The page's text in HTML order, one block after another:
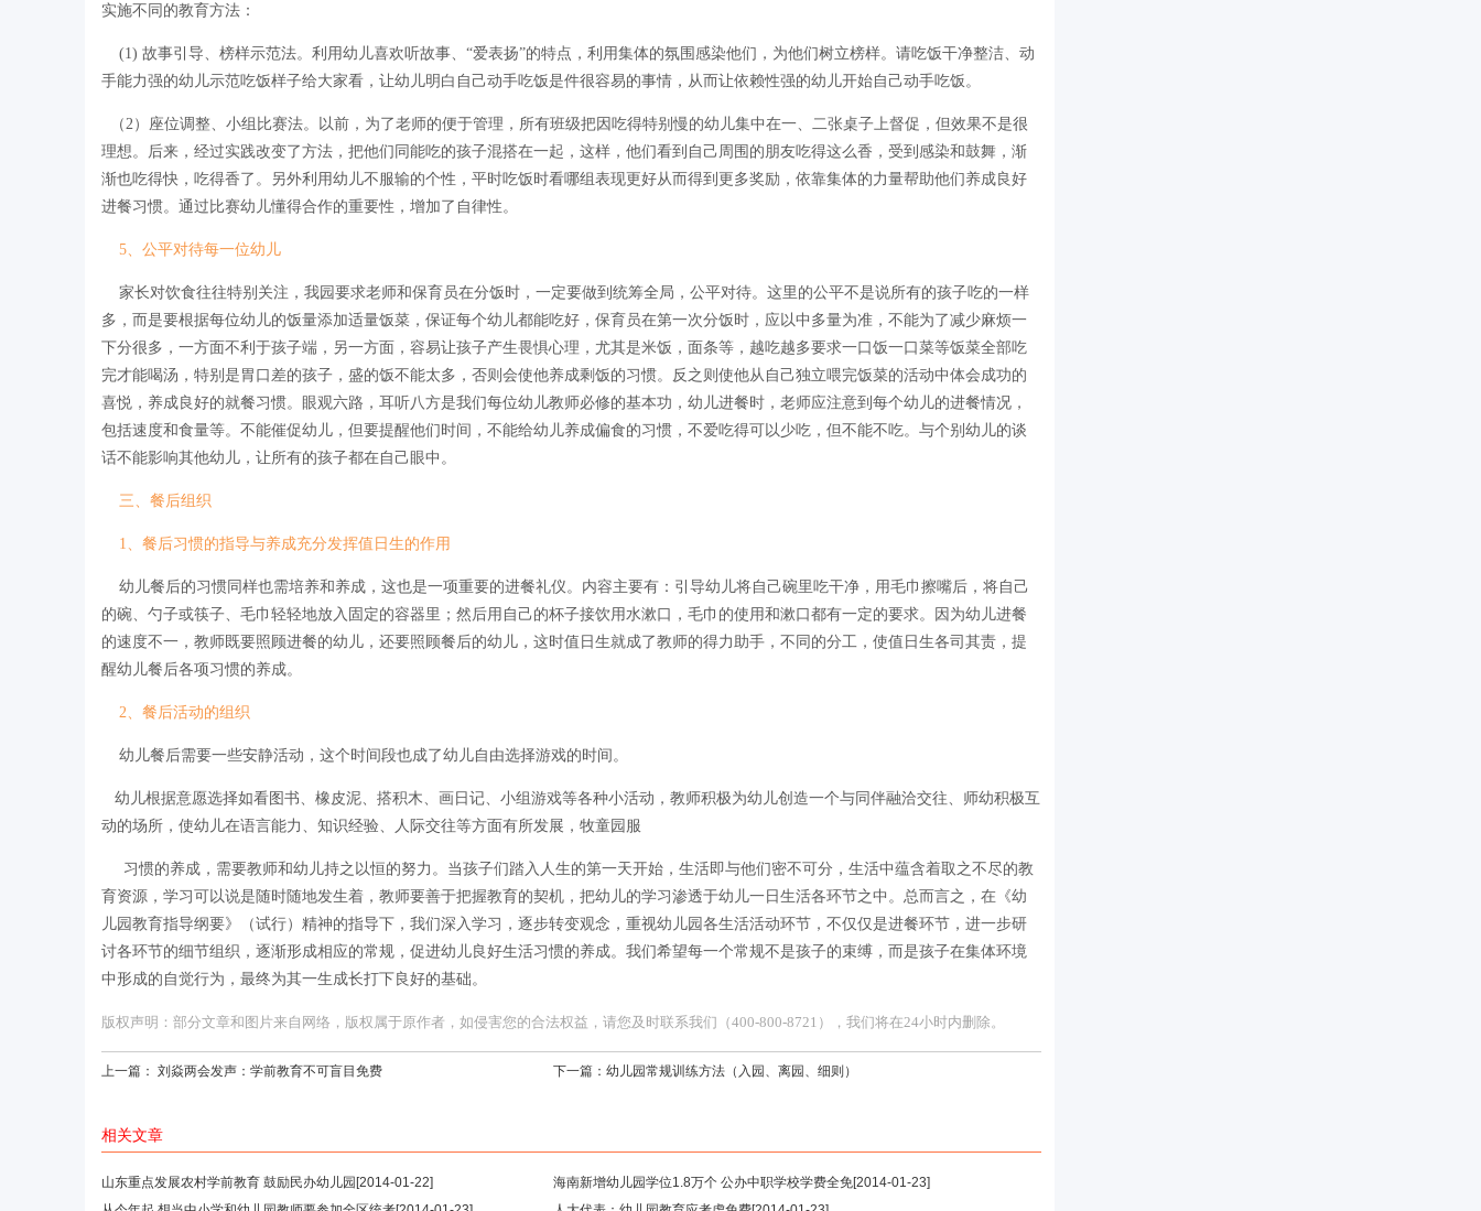
实施不同的教育方法：
(1) 故事引导、榜样示范法。利用幼儿喜欢听故事、“爱表扬”的特点，利用集体的氛围感染他们，为他们树立榜样。请吃饭干净整洁、动
手能力强的幼儿示范吃饭样子给大家看，让幼儿明白自己动手吃饭是件很容易的事情，从而让依赖性强的幼儿开始自己动手吃饭。
（2）座位调整、小组比赛法。以前，为了老师的便于管理，所有班级把因吃得特别慢的幼儿集中在一、二张桌子上督促，但效果不是很
理想。后来，经过实践改变了方法，把他们同能吃的孩子混搭在一起，这样，他们看到自己周围的朋友吃得这么香，受到感染和鼓舞，渐
渐也吃得快，吃得香了。另外利用幼儿不服输的个性，平时吃饭时看哪组表现更好从而得到更多奖励，依靠集体的力量帮助他们养成良好
进餐习惯。通过比赛幼儿懂得合作的重要性，增加了自律性。
5、公平对待每一位幼儿
家长对饮食往往特别关注，我园要求老师和保育员在分饭时，一定要做到统筹全局，公平对待。这里的公平不是说所有的孩子吃的一样
多，而是要根据每位幼儿的饭量添加适量饭菜，保证每个幼儿都能吃好，保育员在第一次分饭时，应以中多量为准，不能为了减少麻烦一
下分很多，一方面不利于孩子端，另一方面，容易让孩子产生畏惧心理，尤其是米饭，面条等，越吃越多要求一口饭一口菜等饭菜全部吃
完才能喝汤，特别是胃口差的孩子，盛的饭不能太多，否则会使他养成剩饭的习惯。反之则使他从自己独立喂完饭菜的活动中体会成功的
喜悦，养成良好的就餐习惯。眼观六路，耳听八方是我们每位幼儿教师必修的基本功，幼儿进餐时，老师应注意到每个幼儿的进餐情况，
包括速度和食量等。不能催促幼儿，但要提醒他们时间，不能给幼儿养成偏食的习惯，不爱吃得可以少吃，但不能不吃。与个别幼儿的谈
话不能影响其他幼儿，让所有的孩子都在自己眼中。
三、餐后组织
1、餐后习惯的指导与养成充分发挥值日生的作用
幼儿餐后的习惯同样也需培养和养成，这也是一项重要的进餐礼仪。内容主要有：引导幼儿将自己碗里吃干净，用毛巾擦嘴后，将自己
的碗、勺子或筷子、毛巾轻轻地放入固定的容器里；然后用自己的杯子接饮用水漱口，毛巾的使用和漱口都有一定的要求。因为幼儿进餐
的速度不一，教师既要照顾进餐的幼儿，还要照顾餐后的幼儿，这时值日生就成了教师的得力助手，不同的分工，使值日生各司其责，提
醒幼儿餐后各项习惯的养成。
2、餐后活动的组织
幼儿餐后需要一些安静活动，这个时间段也成了幼儿自由选择游戏的时间。
幼儿根据意愿选择如看图书、橡皮泥、搭积木、画日记、小组游戏等各种小活动，教师积极为幼儿创造一个与同伴融洽交往、师幼积极互
动的场所，使幼儿在语言能力、知识经验、人际交往等方面有所发展，牧童园服
习惯的养成，需要教师和幼儿持之以恒的努力。当孩子们踏入人生的第一天开始，生活即与他们密不可分，生活中蕴含着取之不尽的教
育资源，学习可以说是随时随地发生着，教师要善于把握教育的契机，把幼儿的学习渗透于幼儿一日生活各环节之中。总而言之，在《幼
儿园教育指导纲要》（试行）精神的指导下，我们深入学习，逐步转变观念，重视幼儿园各生活活动环节，不仅仅是进餐环节，进一步研
讨各环节的细节组织，逐渐形成相应的常规，促进幼儿良好生活习惯的养成。我们希望每一个常规不是孩子的束缚，而是孩子在集体环境
中形成的自觉行为，最终为其一生成长打下良好的基础。
版权声明：部分文章和图片来自网络，版权属于原作者，如侵害您的合法权益，请您及时联系我们（400-800-8721），我们将在24小时内删除。
上一篇： 刘焱两会发声：学前教育不可盲目免费 下一篇： 幼儿园常规训练方法（入园、离园、细则）
相关文章
山东重点发展农村学前教育 鼓励民办幼儿园 [2014-01-22] 海南新增幼儿园学位1.8万个 公办中职学校学费全免[2014-01-23]